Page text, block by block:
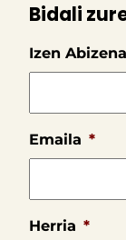
Bidali
Izen
Emaila *
Herria *